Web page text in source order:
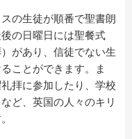
の生徒が順番で聖書朗
の日曜日には聖餐式
があり、信徒でない生
ことができます。ま
拝に参加したり、学校
ど、英国の人々のキリ